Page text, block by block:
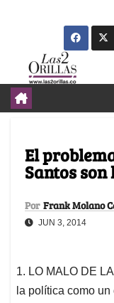
El
Santos
Por Frank Molano
JUN 3, 2014
1. LO MALO DE
la política como